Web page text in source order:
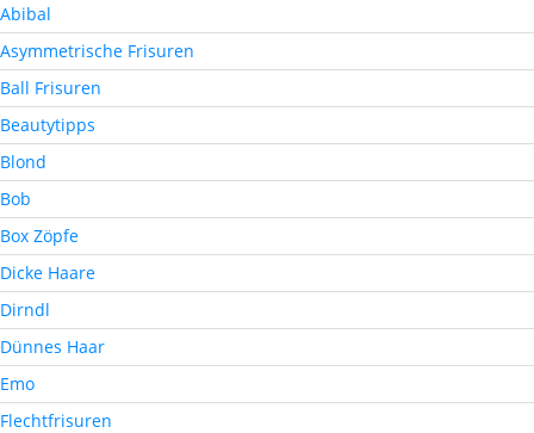
Abibal
Asymmetrische Frisuren
Ball Frisuren
Beautytipps
Blond
Bob
Box Zöpfe
Dicke Haare
Dirndl
Dünnes Haar
Emo
Flechtfrisuren